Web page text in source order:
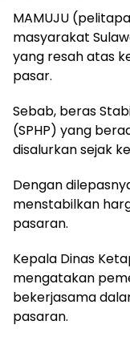
MAMUJU
masyarakat
yang resah atas
pasar.
Sebab, beras
(SPHP) yang
disalurkan sejak
Dengan
menstabilkan
pasaran.
Kepala Dinas
mengatakan
bekerjasama
pasaran.